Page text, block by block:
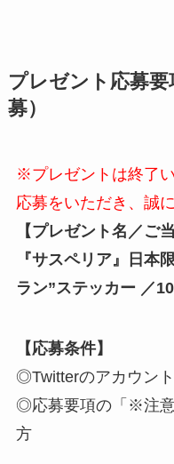
プレゼント応募
募）
※プレゼントは終了
応募をいただき、誠
【プレゼント名／ご
『サスペリア』日本
ラン”ステッカー ／10
【応募条件】
◎Twitterのアカウン
◎応募要項の「※注意
方